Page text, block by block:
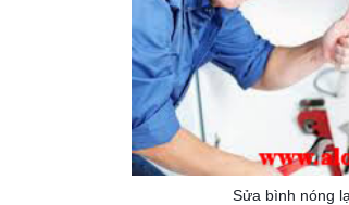
Sửa bình nóng